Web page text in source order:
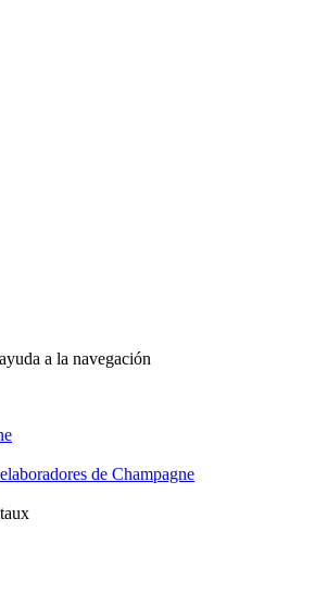
a la navegación
de Champagne